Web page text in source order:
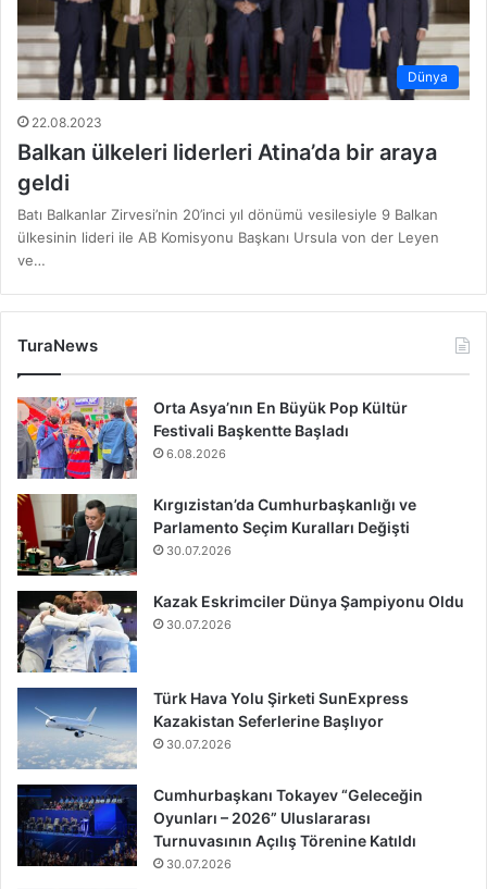
Dünya
22.08.2023
Balkan ülkeleri liderleri Atina’da bir araya
geldi
Batı Balkanlar Zirvesi’nin 20’inci yıl dönümü vesilesiyle 9 Balkan
ülkesinin lideri ile AB Komisyonu Başkanı Ursula von der Leyen
ve…
TuraNews
Orta Asya’nın En Büyük Pop Kültür
Festivali Başkentte Başladı
6.08.2026
Kırgızistan’da Cumhurbaşkanlığı ve
Parlamento Seçim Kuralları Değişti
30.07.2026
Kazak Eskrimciler Dünya Şampiyonu Oldu
30.07.2026
Türk Hava Yolu Şirketi SunExpress
Kazakistan Seferlerine Başlıyor
30.07.2026
Cumhurbaşkanı Tokayev “Geleceğin
Oyunları – 2026” Uluslararası
Turnuvasının Açılış Törenine Katıldı
30.07.2026